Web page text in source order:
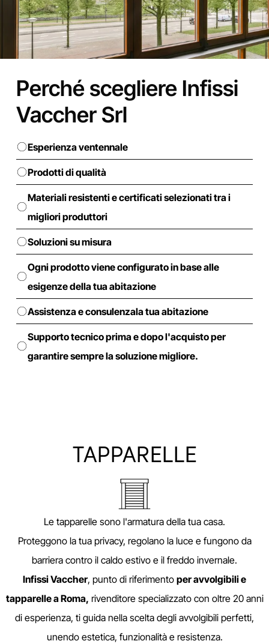
Perché scegliere Infissi
Vaccher Srl
Esperienza ventennale
Prodotti di qualità
Materiali resistenti e certificati selezionati tra i
migliori produttori
Soluzioni su misura
Ogni prodotto viene configurato in base alle
esigenze della tua abitazione
Assistenza e consulenzala tua abitazione
Supporto tecnico prima e dopo l'acquisto per
garantire sempre la soluzione migliore.
TAPPARELLE
Le tapparelle sono l'armatura della tua casa.
Proteggono la tua privacy, regolano la luce e fungono da
barriera contro il caldo estivo e il freddo invernale.
Infissi Vaccher, punto di riferimento per avvolgibili e
tapparelle a Roma, rivenditore specializzato con oltre 20 anni
di esperienza, ti guida nella scelta degli avvolgibili perfetti,
unendo estetica, funzionalità e resistenza.